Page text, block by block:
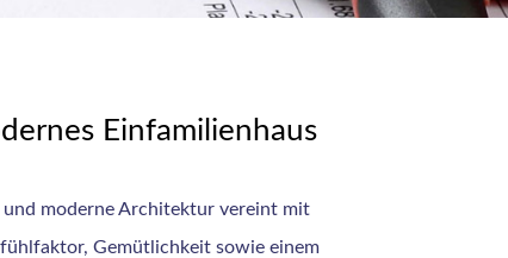
Einfamilienhaus
und moderne Architektur vereint mit
Gemütlichkeit sowie einem